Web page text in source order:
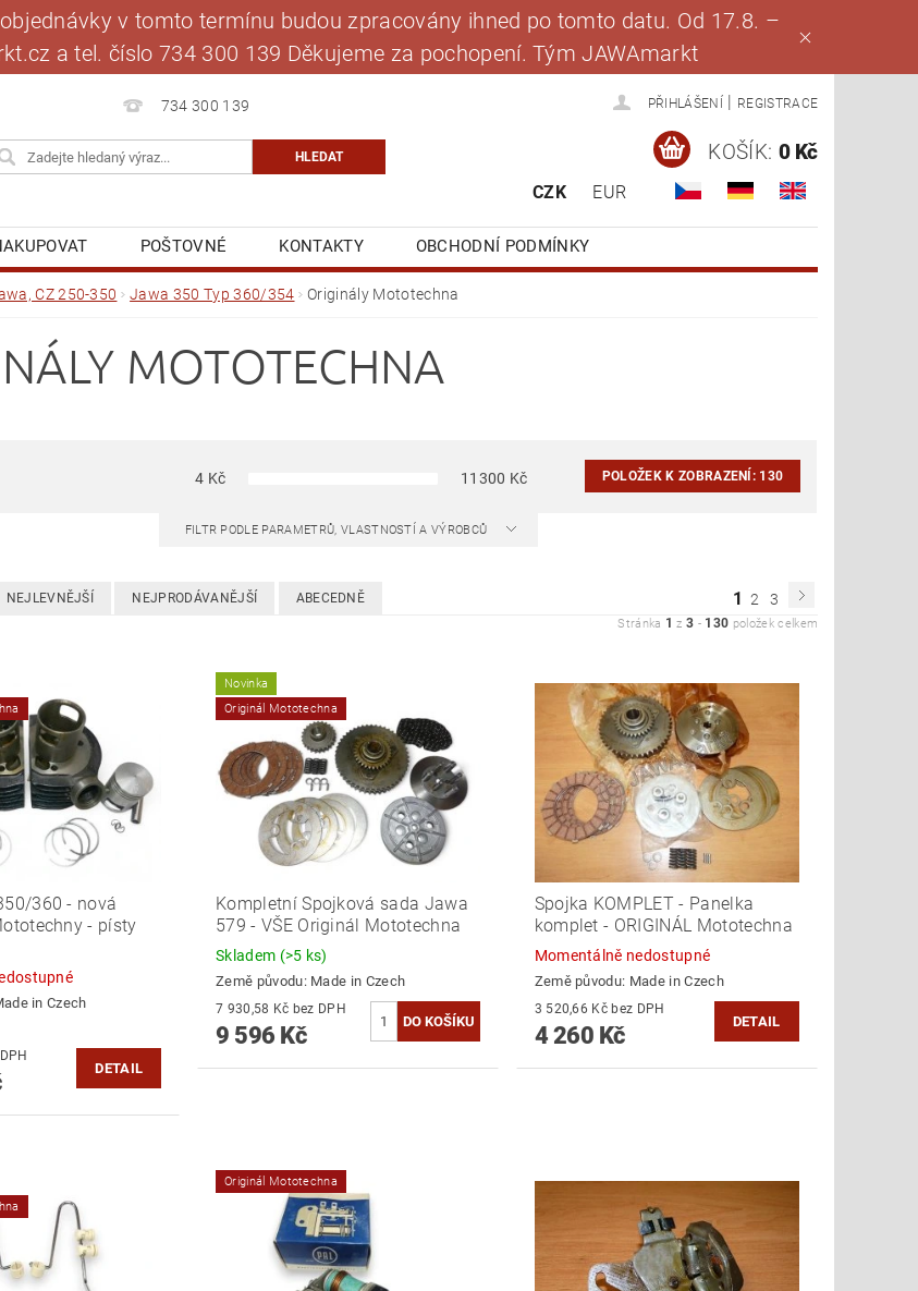
v tomto termínu budou zpracovány ihned po tomto datu. Od 17.8. –
a tel. číslo 734 300 139 Děkujeme za pochopení. Tým JAWAmarkt
734 300 139 PŘIHLÁŠENÍ REGISTRACE
CZK EUR
KOŠÍK: 0 Kč
POŠTOVNÉ KONTAKTY
OBCHODNÍ PODMÍNKY
MOJE OBJEDNÁVKA
CZ 250-350 Jawa 350 Typ 360/354 Originály Mototechna
MOTOTECHNA
4 Kč 11300 Kč POLOŽEK K ZOBRAZENÍ: 130
FILTR PODLE PARAMETRŮ, VLASTNOSTÍ A VÝROBCŮ
NEJLEVNĚJŠÍ NEJPRODÁVANĚJŠÍ ABECEDNĚ 1 2 3
Stránka 1 z3 - 130 položek celkem
360 - nová
- písty
in Czech
bez DPH
DETAIL
Novinka
Originál Mototechna
Kompletní Spojková sada Jawa
579 - VŠE Originál Mototechna
Skladem (>5 ks)
Země původu: Made in Czech
7 930,58 Kč bez DPH
9 596 Kč
Spojka KOMPLET - Panelka
komplet - ORIGINÁL Mototechna
Momentálně nedostupné
Země původu: Made in Czech
3 520,66 Kč bez DPH
4 260 Kč
DETAIL
Originál Mototechna